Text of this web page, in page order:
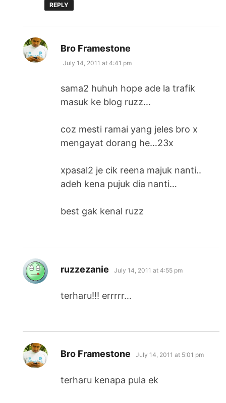
REPLY
Bro Framestone
July 14, 2011 at 4:41 pm
sama2 huhuh hope ade la trafik
masuk ke blog ruzz…
coz mesti ramai yang jeles bro x
mengayat dorang he…23x
xpasal2 je cik reena majuk nanti..
adeh kena pujuk dia nanti…
best gak kenal ruzz
ruzzezanie says:
July 14, 2011 at 4:55 pm
terharu!!! errrrr…
Bro Framestone says:
July 14, 2011 at 5:01 pm
terharu kenapa pula ek